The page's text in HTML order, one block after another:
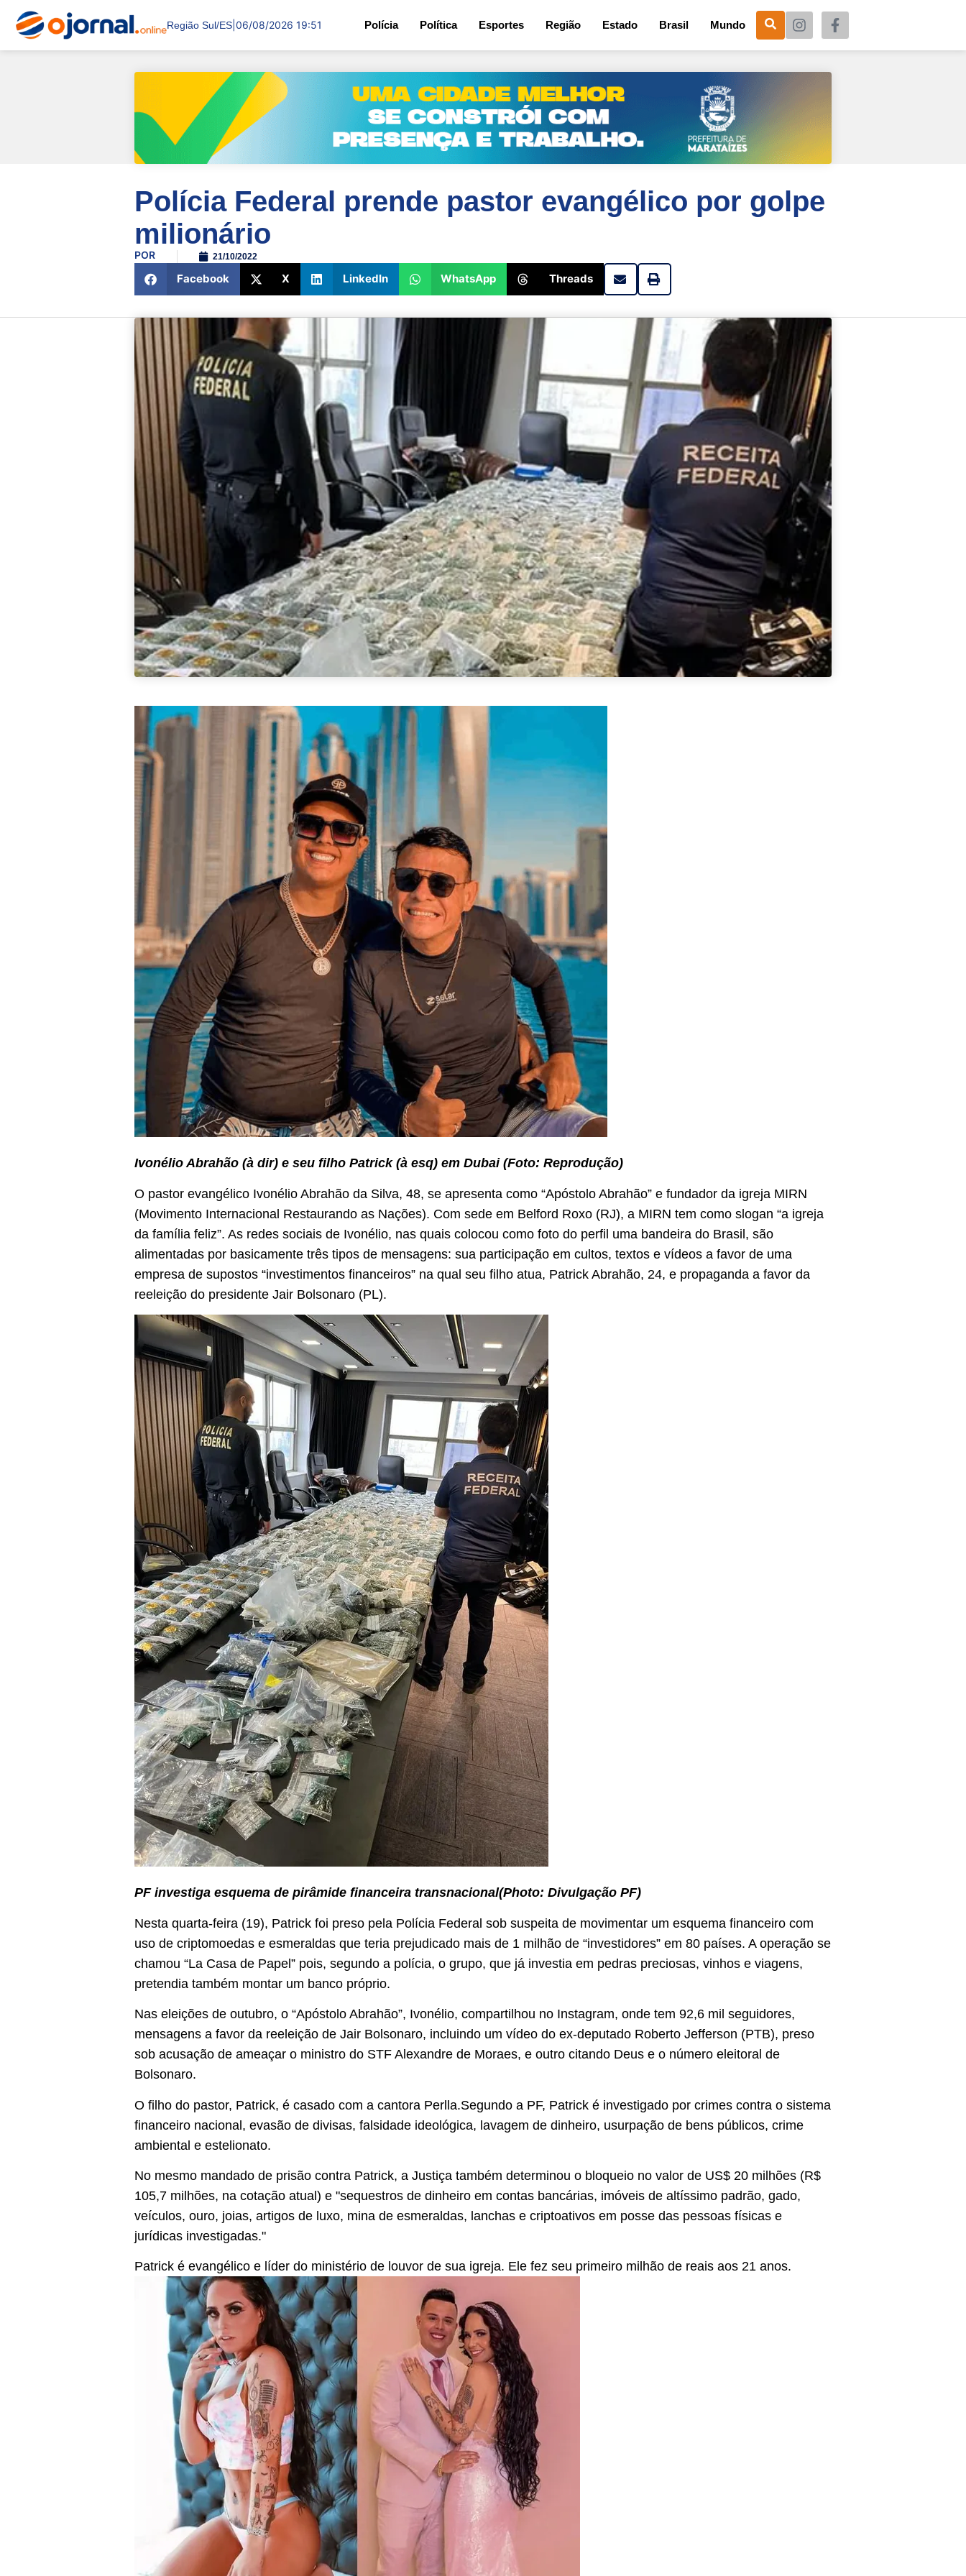
Região Sul/ES 06/08/2026 19:51 Polícia Política Esportes Região Estado Brasil Mundo
Polícia Federal prende pastor evangélico por golpe
milionário
POR 21/10/2022
Facebook X LinkedIn WhatsApp Threads
Ivonélio Abrahão (à dir) e seu filho Patrick (à esq) em Dubai (Foto: Reprodução)
O pastor evangélico Ivonélio Abrahão da Silva, 48, se apresenta como “Apóstolo Abrahão” e fundador da igreja MIRN
(Movimento Internacional Restaurando as Nações). Com sede em Belford Roxo (RJ), a MIRN tem como slogan “a igreja
da família feliz”. As redes sociais de Ivonélio, nas quais colocou como foto do perfil uma bandeira do Brasil, são
alimentadas por basicamente três tipos de mensagens: sua participação em cultos, textos e vídeos a favor de uma
empresa de supostos “investimentos financeiros” na qual seu filho atua, Patrick Abrahão, 24, e propaganda a favor da
reeleição do presidente Jair Bolsonaro (PL).
PF investiga esquema de pirâmide financeira transnacional(Photo: Divulgação PF)
Nesta quarta-feira (19), Patrick foi preso pela Polícia Federal sob suspeita de movimentar um esquema financeiro com
uso de criptomoedas e esmeraldas que teria prejudicado mais de 1 milhão de “investidores” em 80 países. A operação se
chamou “La Casa de Papel” pois, segundo a polícia, o grupo, que já investia em pedras preciosas, vinhos e viagens,
pretendia também montar um banco próprio.
Nas eleições de outubro, o “Apóstolo Abrahão”, Ivonélio, compartilhou no Instagram, onde tem 92,6 mil seguidores,
mensagens a favor da reeleição de Jair Bolsonaro, incluindo um vídeo do ex-deputado Roberto Jefferson (PTB), preso
sob acusação de ameaçar o ministro do STF Alexandre de Moraes, e outro citando Deus e o número eleitoral de
Bolsonaro.
O filho do pastor, Patrick, é casado com a cantora Perlla.Segundo a PF, Patrick é investigado por crimes contra o sistema
financeiro nacional, evasão de divisas, falsidade ideológica, lavagem de dinheiro, usurpação de bens públicos, crime
ambiental e estelionato.
No mesmo mandado de prisão contra Patrick, a Justiça também determinou o bloqueio no valor de US$ 20 milhões (R$
105,7 milhões, na cotação atual) e "sequestros de dinheiro em contas bancárias, imóveis de altíssimo padrão, gado,
veículos, ouro, joias, artigos de luxo, mina de esmeraldas, lanchas e criptoativos em posse das pessoas físicas e
jurídicas investigadas."
Patrick é evangélico e líder do ministério de louvor de sua igreja. Ele fez seu primeiro milhão de reais aos 21 anos.